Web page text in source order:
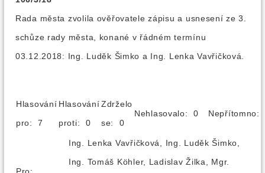
Rada města zvolila ověřovatele zápisu a usnesení ze 3.
schůze rady města, konané v řádném termínu
03.12.2018: Ing. Luděk Šimko a Ing. Lenka Vavřičková.
Hlasování
pro: 7
Hlasování
proti: 0
Zdrželo
se: 0
Nehlasovalo: 0
Ing. Lenka Vavřičková, Ing. Luděk Šimko,
Ing. Tomáš Köhler, Ladislav Žilka, Mgr.